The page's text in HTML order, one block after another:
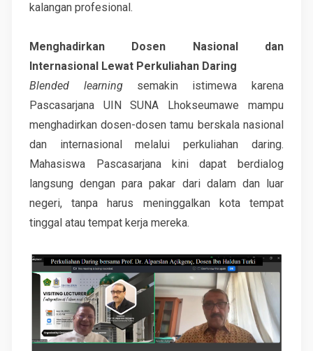
kalangan profesional.
Menghadirkan Dosen Nasional dan
Internasional Lewat Perkuliahan Daring
Blended learningsemakin istimewa karena
Pascasarjana UIN SUNA Lhokseumawe mampu
menghadirkan dosen-dosen tamu berskala nasional
dan internasional melalui perkuliahan daring.
Mahasiswa Pascasarjana kini dapat berdialog
langsung dengan para pakar dari dalam dan luar
negeri, tanpa harus meninggalkan kota tempat
tinggal atau tempat kerja mereka.